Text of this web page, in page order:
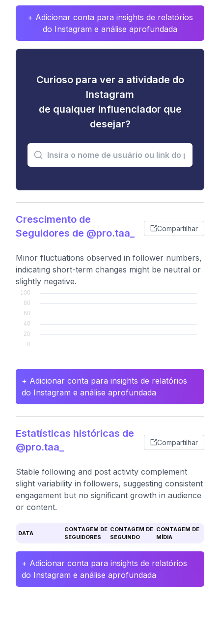
+ Adicionar conta para insights de relatórios
do Instagram e análise aprofundada
Curioso para ver a atividade do
Instagram
de qualquer influenciador que
desejar?
Crescimento de
Seguidores de @pro.taa_
Compartilhar
Minor fluctuations observed in follower numbers,
indicating short-term changes might be neutral or
slightly negative.
+ Adicionar conta para insights de relatórios
do Instagram e análise aprofundada
Estatísticas históricas de
@pro.taa_
Compartilhar
Stable following and post activity complement
slight variability in followers, suggesting consistent
engagement but no significant growth in audience
or content.
DATA
CONTAGEM DE
SEGUIDORES
CONTAGEM DE
SEGUINDO
CONTAGEM DE
MÍDIA
+ Adicionar conta para insights de relatórios
do Instagram e análise aprofundada